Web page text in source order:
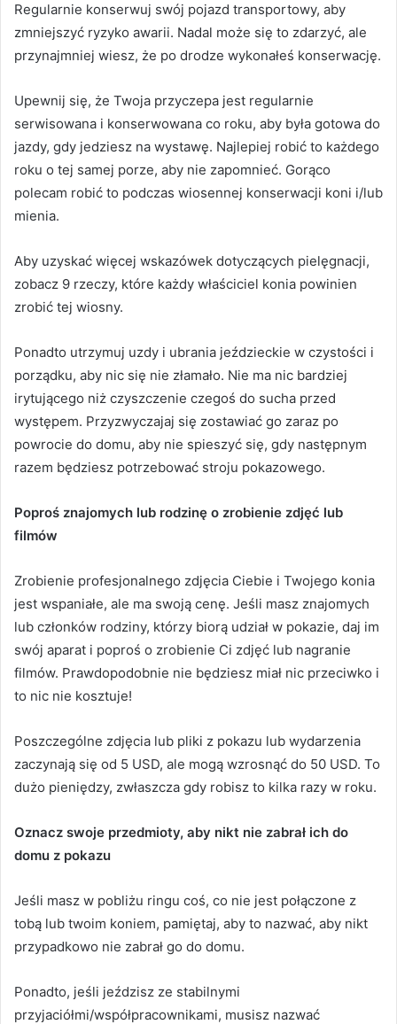
Regularnie konserwuj swój pojazd transportowy, aby
zmniejszyć ryzyko awarii. Nadal może się to zdarzyć, ale
przynajmniej wiesz, że po drodze wykonałeś konserwację.
Upewnij się, że Twoja przyczepa jest regularnie
serwisowana i konserwowana co roku, aby była gotowa do
jazdy, gdy jedziesz na wystawę. Najlepiej robić to każdego
roku o tej samej porze, aby nie zapomnieć. Gorąco
polecam robić to podczas wiosennej konserwacji koni i/lub
mienia.
Aby uzyskać więcej wskazówek dotyczących pielęgnacji,
zobacz 9 rzeczy, które każdy właściciel konia powinien
zrobić tej wiosny.
Ponadto utrzymuj uzdy i ubrania jeździeckie w czystości i
porządku, aby nic się nie złamało. Nie ma nic bardziej
irytującego niż czyszczenie czegoś do sucha przed
występem. Przyzwyczajaj się zostawiać go zaraz po
powrocie do domu, aby nie spieszyć się, gdy następnym
razem będziesz potrzebować stroju pokazowego.
Poproś znajomych lub rodzinę o zrobienie zdjęć lub
filmów
Zrobienie profesjonalnego zdjęcia Ciebie i Twojego konia
jest wspaniałe, ale ma swoją cenę. Jeśli masz znajomych
lub członków rodziny, którzy biorą udział w pokazie, daj im
swój aparat i poproś o zrobienie Ci zdjęć lub nagranie
filmów. Prawdopodobnie nie będziesz miał nic przeciwko i
to nic nie kosztuje!
Poszczególne zdjęcia lub pliki z pokazu lub wydarzenia
zaczynają się od 5 USD, ale mogą wzrosnąć do 50 USD. To
dużo pieniędzy, zwłaszcza gdy robisz to kilka razy w roku.
Oznacz swoje przedmioty, aby nikt nie zabrał ich do
domu z pokazu
Jeśli masz w pobliżu ringu coś, co nie jest połączone z
tobą lub twoim koniem, pamiętaj, aby to nazwać, aby nikt
przypadkowo nie zabrał go do domu.
Ponadto, jeśli jeździsz ze stabilnymi
przyjaciółmi/współpracownikami, musisz nazwać